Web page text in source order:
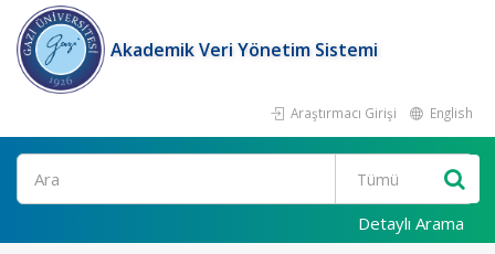
Akademik Veri Yönetim Sistemi
Araştırmacı Girişi English
Ara
Detaylı Arama